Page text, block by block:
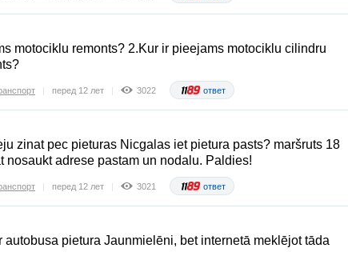
motociklu remonts? 2.Kur ir pieejams motociklu cilindru
перед 12 лет 3022 ответ
zinat pec pieturas Nicgalas iet pietura pasts? maršruts 18
nosaukt adrese pastam un nodalu. Paldies!
перед 12 лет 3021 ответ
autobusa pietura Jaunmielēni, bet internetā meklējot tāda